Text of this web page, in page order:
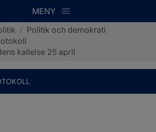
MENY
/ Politik och demokrati
kallelse 25 april